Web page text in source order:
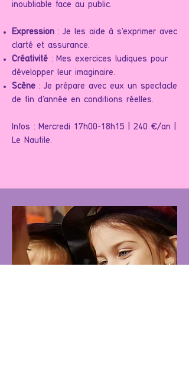
inoubliable face au public.
Expression : Je les aide à s'exprimer avec
clarté et assurance.
Créativité : Mes exercices ludiques pour
développer leur imaginaire.
Scène : Je prépare avec eux un spectacle
de fin d'année en conditions réelles.
Infos : Mercredi 17h00-18h15 | 240 €/an |
Le Nautile.